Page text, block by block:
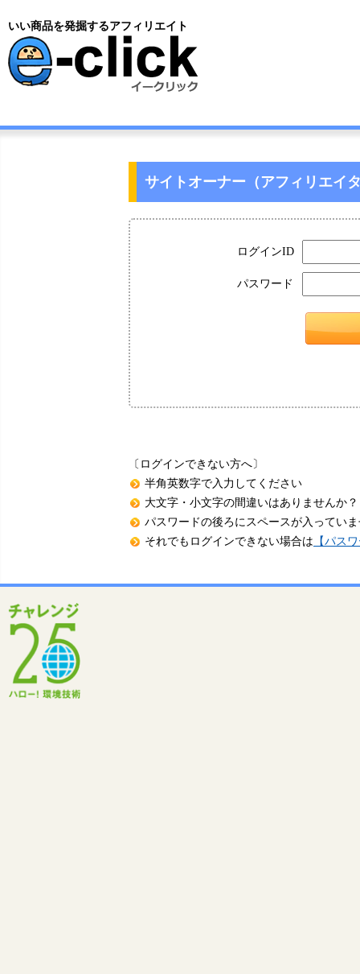
いい商品を発掘するアフィリエイト
サイトオーナー（アフィリエイ
ログインID
パスワード
〔ログインできない方へ〕
半角英数字で入力してください
大文字・小文字の間違いはありませんか？
パスワードの後ろにスペースが入ってい
それでもログインできない場合は 【パス